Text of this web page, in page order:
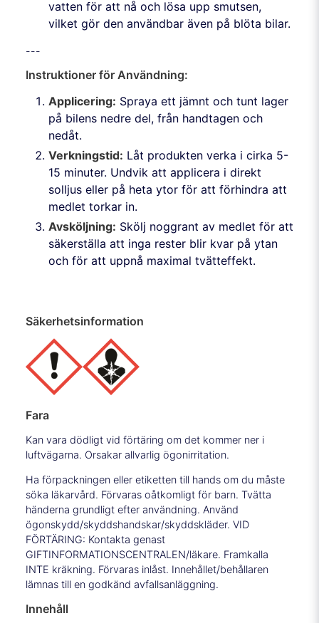
vatten för att nå och lösa upp smutsen,
vilket gör den användbar även på blöta bilar.
---
Instruktioner för Användning:
Applicering: Spraya ett jämnt och tunt lager
på bilens nedre del, från handtagen och
nedåt.
Verkningstid: Låt produkten verka i cirka 5-
15 minuter. Undvik att applicera i direkt
solljus eller på heta ytor för att förhindra att
medlet torkar in.
Avsköljning: Skölj noggrant av medlet för att
säkerställa att inga rester blir kvar på ytan
och för att uppnå maximal tvätteffekt.
Säkerhetsinformation
Fara
Kan vara dödligt vid förtäring om det kommer ner i
luftvägarna. Orsakar allvarlig ögonirritation.
Ha förpackningen eller etiketten till hands om du måste
söka läkarvård. Förvaras oåtkomligt för barn. Tvätta
händerna grundligt efter användning. Använd
ögonskydd/skyddshandskar/skyddskläder. VID
FÖRTÄRING: Kontakta genast
GIFTINFORMATIONSCENTRALEN/läkare. Framkalla
INTE kräkning. Förvaras inlåst. Innehållet/behållaren
lämnas till en godkänd avfallsanläggning.
Innehåll